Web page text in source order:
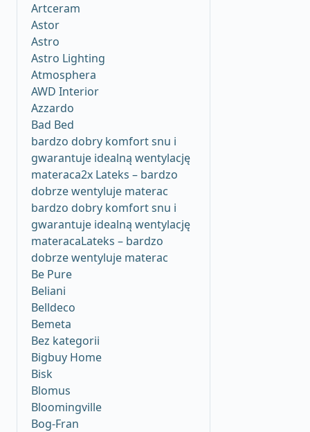
Artceram
Astor
Astro
Astro Lighting
Atmosphera
AWD Interior
Azzardo
Bad Bed
bardzo dobry komfort snu i
gwarantuje idealną wentylację
materaca2x Lateks – bardzo
dobrze wentyluje materac
bardzo dobry komfort snu i
gwarantuje idealną wentylację
materacaLateks – bardzo
dobrze wentyluje materac
Be Pure
Beliani
Belldeco
Bemeta
Bez kategorii
Bigbuy Home
Bisk
Blomus
Bloomingville
Bog-Fran